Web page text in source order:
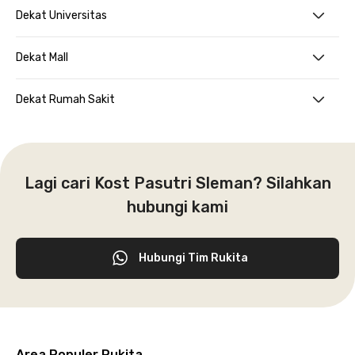
Dekat Universitas
Dekat Mall
Dekat Rumah Sakit
Lagi cari Kost Pasutri Sleman? Silahkan
hubungi kami
Hubungi Tim Rukita